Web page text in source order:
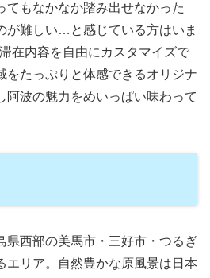
てもなかなか踏み出せなかった
が難しい…と感じている方はいま
在内容を自由にカスタマイズで
をたっぷりと体感できるオリジナ
阿波の魅力をめいっぱい味わって
県西部の美馬市・三好市・つるぎ
エリア。自然豊かな原風景は日本